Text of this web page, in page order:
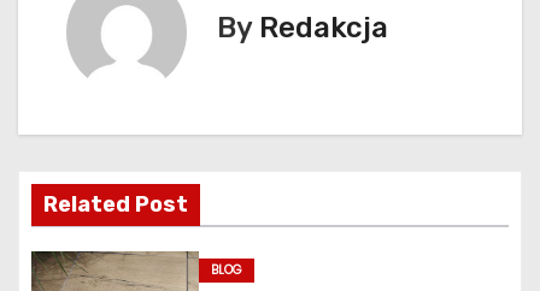
w
p
By Redakcja
Related Post
BLOG